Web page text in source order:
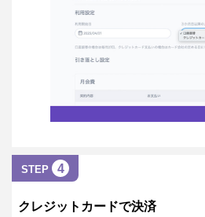
STEP 4
クレジットカードで決済